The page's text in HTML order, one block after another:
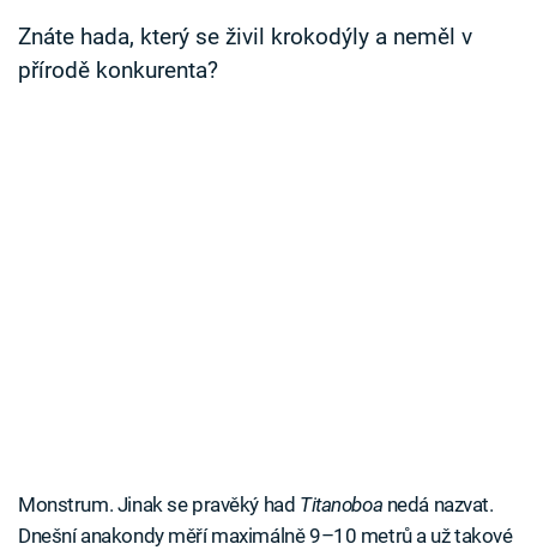
Sledujte nás
Znáte hada, který se živil krokodýly a neměl v
přírodě konkurenta?
Monstrum. Jinak se pravěký had Titanoboa nedá nazvat.
Dnešní anakondy měří maximálně 9–10 metrů a už takové